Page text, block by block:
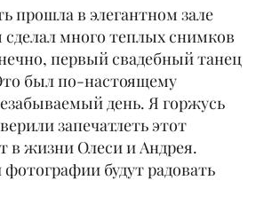
прошла в элегантном зале
много теплых снимков
первый свадебный танец
был по-настоящему
день. Я горжусь
запечатлеть этот
жизни Олеси и Андрея.
будут радовать